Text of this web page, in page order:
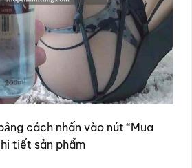
cách nhấn vào nút “Mua
tiết sản phẩm